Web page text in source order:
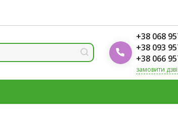
+38 068
+38 093
+38 066
замовити